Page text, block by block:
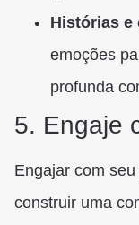
Histórias e
emoções
profunda
5. Engaje
Engajar com
construir uma